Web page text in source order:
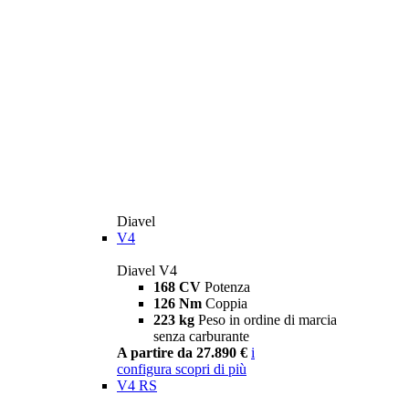
Diavel
V4
Diavel V4
168 CV Potenza
126 Nm Coppia
223 kg Peso in ordine di marcia
senza carburante
A partire da 27.890 € i
configura scopri di più
V4 RS